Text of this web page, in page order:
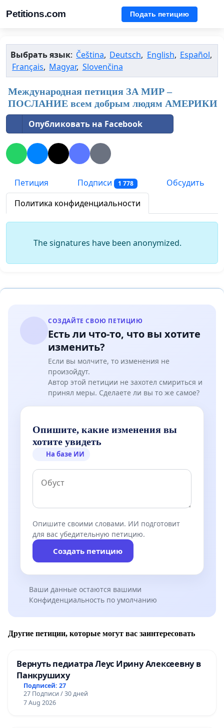
Petitions.com Подать петицию
Выбрать язык: Čeština, Deutsch, English, Español,
Français, Magyar, Slovenčina
Международная петиция ЗА МИР –
ПОСЛАНИЕ всем добрым людям АМЕРИКИ
Опубликовать на Facebook
Петиция Подписи 1 778
Обсудить
Политика конфиденциальности
The signatures have been anonymized.
СОЗДАЙТЕ СВОЮ ПЕТИЦИЮ
Есть ли что-то, что вы хотите
изменить?
Если вы молчите, то изменения не
произойдут.
Автор этой петиции не захотел смириться и
принял меры. Сделаете ли вы то же самое?
Опишите, какие изменения вы
хотите увидеть
На базе ИИ
Опишите своими словами. ИИ подготовит
для вас убедительную петицию.
Создать петицию
Ваши данные остаются вашими
Конфиденциальность по умолчанию
Другие петиции, которые могут вас заинтересовать
Вернуть педиатра Леус Ирину Алексеевну в
Панкрушиху
Подписей: 27
27 Подписи / 30 дней
7 Aug 2026